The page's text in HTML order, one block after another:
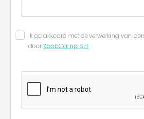
Ik ga akkoord met de verwerking van
door KoobCamp S.r.l